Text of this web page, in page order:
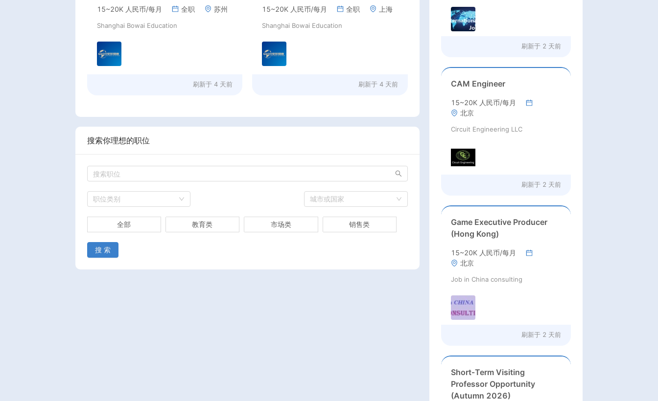
15~20K 人民币/每月 全职 苏州
Shanghai Bowai Education
刷新于 4 天前
15~20K 人民币/每月 全职 上海
Shanghai Bowai Education
刷新于 4 天前
搜索你理想的职位
职位类别 城市或国家
全部 教育类 市场类 销售类
搜 索
刷新于 2 天前
CAM Engineer
15~20K 人民币/每月
北京
Circuit Engineering LLC
刷新于 2 天前
Game Executive Producer
(Hong Kong)
15~20K 人民币/每月
北京
Job in China consulting
刷新于 2 天前
Short‑Term Visiting
Professor Opportunity
(Autumn 2026)